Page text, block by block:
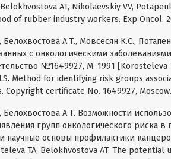
AT, Nikolaevskiy VV,
of rubber industry workers. Exp Oncol.
Белохвостова А.Т., Мовсесян К.С.,
с онкологическими
№1649927, М. 1991 [Korosteleva
Method for identifying risk groups
certificate No. 1649927,
Белохвостова А.Т. Возможности
групп онкологического риска в
научные основы профилактики
TA, Belokhvostova AT. The